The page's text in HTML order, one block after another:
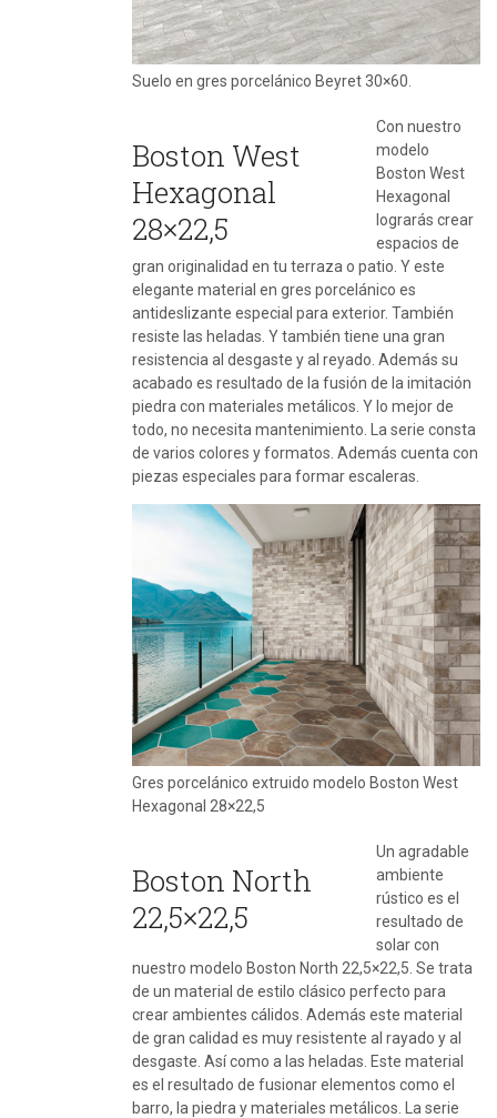
Suelo en gres porcelánico Beyret 30×60.
Boston West
Hexagonal
28×22,5
Con nuestro
modelo
Boston West
Hexagonal
lograrás crear
espacios de
gran originalidad en tu terraza o patio. Y este
elegante material en gres porcelánico es
antideslizante especial para exterior. También
resiste las heladas. Y también tiene una gran
resistencia al desgaste y al reyado. Además su
acabado es resultado de la fusión de la imitación
piedra con materiales metálicos. Y lo mejor de
todo, no necesita mantenimiento. La serie consta
de varios colores y formatos. Además cuenta con
piezas especiales para formar escaleras.
Gres porcelánico extruido modelo Boston West
Hexagonal 28×22,5
Boston North
22,5×22,5
Un agradable
ambiente
rústico es el
resultado de
solar con
nuestro modelo Boston North 22,5×22,5. Se trata
de un material de estilo clásico perfecto para
crear ambientes cálidos. Además este material
de gran calidad es muy resistente al rayado y al
desgaste. Así como a las heladas. Este material
es el resultado de fusionar elementos como el
barro, la piedra y materiales metálicos. La serie